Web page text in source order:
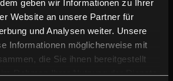
geben wir Informationen zu Ihrer
Website an unsere Partner für
und Analysen weiter. Unsere
Informationen möglicherweise mit
die Sie ihnen bereitgestellt
Rahmen Ihrer Nutzung der Dienste
Detlev Buck, Lukas Resetarits, Robert
u.a.